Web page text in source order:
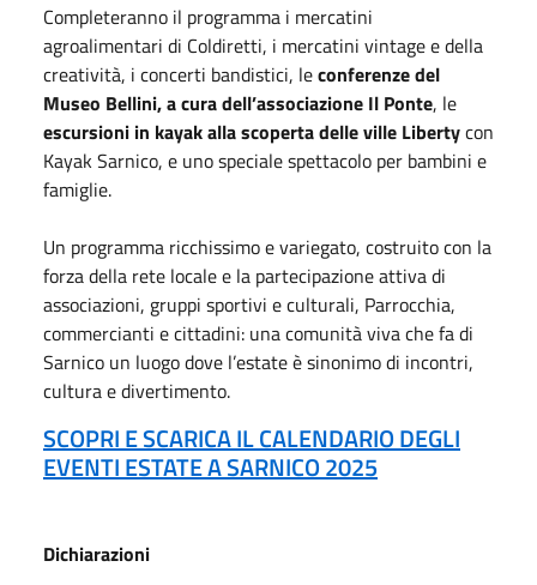
Completeranno il programma i mercatini
agroalimentari di Coldiretti, i mercatini vintage e della
creatività, i concerti bandistici, leconferenze del
Museo Bellini, a cura dell’associazione Il Ponte, le
escursioni in kayak alla scoperta delle ville Libertycon
Kayak Sarnico, e uno speciale spettacolo per bambini e
famiglie.
Un programma ricchissimo e variegato, costruito con la
forza della rete locale e la partecipazione attiva di
associazioni, gruppi sportivi e culturali, Parrocchia,
commercianti e cittadini: una comunità viva che fa di
Sarnico un luogo dove l’estate è sinonimo di incontri,
cultura e divertimento.
SCOPRI E SCARICA IL CALENDARIO DEGLI
EVENTI ESTATE A SARNICO 2025
Dichiarazioni